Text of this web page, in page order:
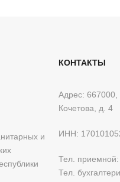
и
КОНТАКТЫ
Адрес: 667000,
Кочетова, д. 4
ИНН:
Тел.
Тел.